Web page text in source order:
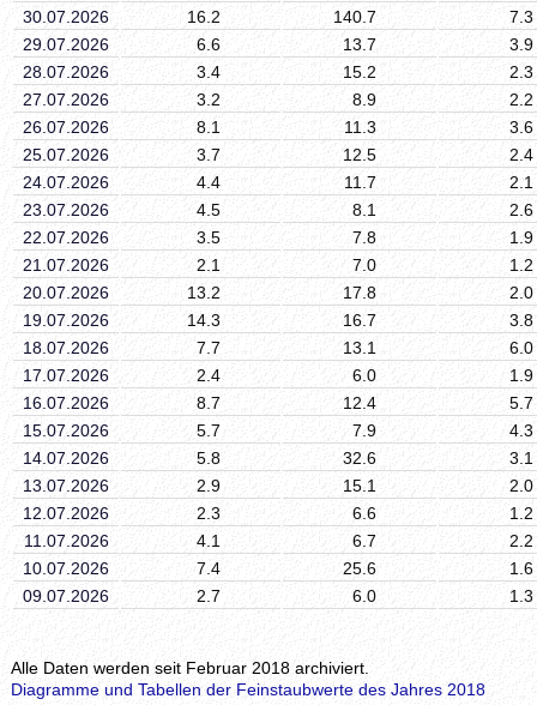
30.07.2026
16.2 140.7
7.3
29.07.2026
6.6 13.7
3.9
28.07.2026
3.4 15.2
2.3
27.07.2026
3.2 8.9
2.2
26.07.2026
8.1 11.3
3.6
25.07.2026
3.7 12.5
2.4
24.07.2026
4.4 11.7
2.1
23.07.2026
4.5 8.1
2.6
22.07.2026
3.5 7.8
1.9
21.07.2026
2.1 7.0
1.2
20.07.2026
13.2 17.8
2.0
19.07.2026
14.3 16.7
3.8
18.07.2026
7.7 13.1
6.0
17.07.2026
2.4 6.0
1.9
16.07.2026
8.7 12.4
5.7
15.07.2026
5.7 7.9
4.3
14.07.2026
5.8 32.6
3.1
13.07.2026
2.9 15.1
2.0
12.07.2026
2.3 6.6
1.2
11.07.2026
4.1 6.7
2.2
10.07.2026
7.4 25.6
1.6
09.07.2026
2.7 6.0 1.3
Alle Daten werden seit Februar 2018 archiviert.
Diagramme und Tabellen der Feinstaubwerte des Jahres 2018